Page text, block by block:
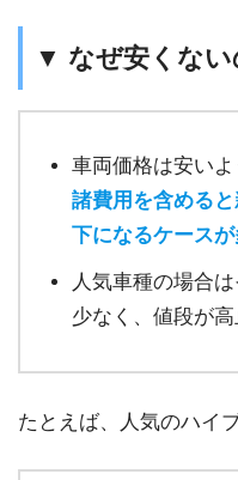
▼ なぜ安くない
車両価格は安いよ
諸費用を含める
下になるケース
人気車種の場合
少なく、値段が高
たとえば、人気のハイ